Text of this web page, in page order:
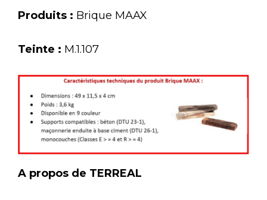
Produits : Brique MAAX
Teinte : M.1.107
A propos de TERREAL